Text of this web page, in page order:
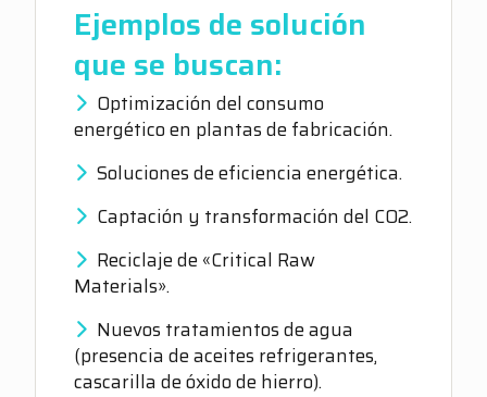
Ejemplos de solución
que se buscan:
Optimización del consumo
energético en plantas de fabricación.
Soluciones de eficiencia energética.
Captación y transformación del CO2.
Reciclaje de «Critical Raw
Materials».
Nuevos tratamientos de agua
(presencia de aceites refrigerantes,
cascarilla de óxido de hierro).